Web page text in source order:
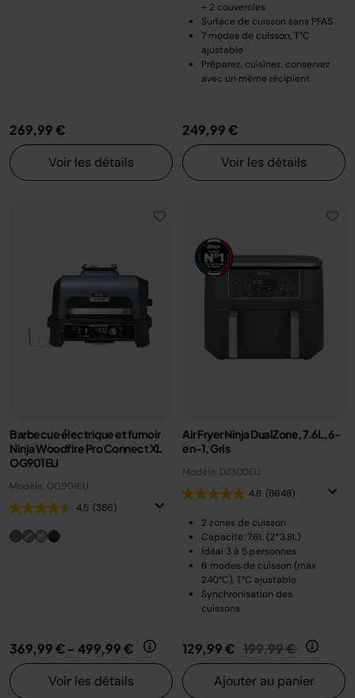
269,99 €
Voir les détails
+ 2 couvercles
Surface de cuisson sans PFAS
7 modes de cuisson, T°C
ajustable
Préparez, cuisinez, conservez
avec un même récipient
249,99 €
Voir les détails
Barbecue électrique et fumoir
Ninja Woodfire Pro Connect XL
OG901EU
Modèle: OG901EU
4.5 (386)
369,99 €- 499,99 €
Voir les détails
Air Fryer Ninja DualZone, 7.6L, 6-
en-1, Gris
Modèle: DZ300EU
4.8 (8648)
2 zones de cuisson
Capacité: 7.6L (2*3.8L)
Idéal 3 à 5 personnes
6 modes de cuisson (max
240°C), T°C ajustable
Synchronisation des
cuissons
129,99 € Prix réduit de
199,99 € au
Ajouter au panier